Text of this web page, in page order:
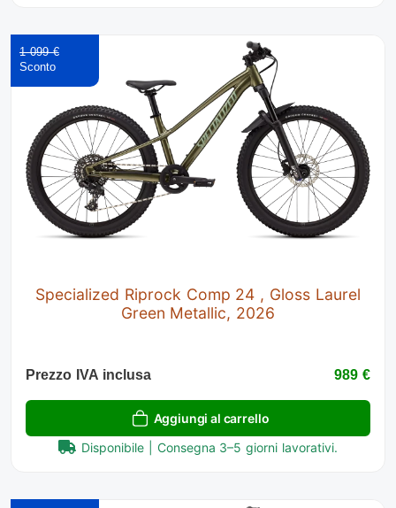
Specialized Riprock Comp 24 , Gloss Laurel
Green Metallic, 2026
1 099 €
Prezzo IVA inclusa 989 €
Aggiungi al carrello
Disponibile | Consegna 3–5 giorni lavorativi.